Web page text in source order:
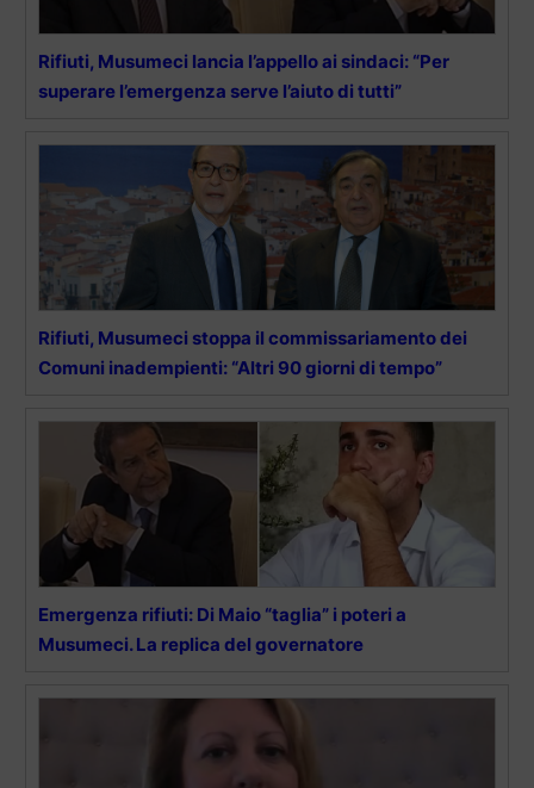
Rifiuti, Musumeci lancia l’appello ai sindaci: “Per
superare l’emergenza serve l’aiuto di tutti”
Rifiuti, Musumeci stoppa il commissariamento dei
Comuni inadempienti: “Altri 90 giorni di tempo”
Emergenza rifiuti: Di Maio “taglia” i poteri a
Musumeci. La replica del governatore